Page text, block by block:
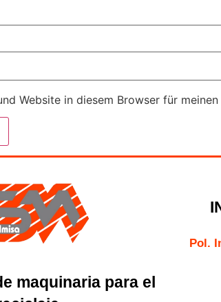
Website in diesem Browser für
maquinaria para el
Pol.